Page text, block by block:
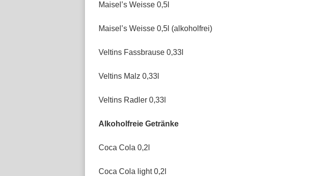
Maisel’s Weisse 0,5l
Maisel’s Weisse 0,5l (alkoholfrei)
Veltins Fassbrause 0,33l
Veltins Malz 0,33l
Veltins Radler 0,33l
Alkoholfreie Getränke
Coca Cola 0,2l
Coca Cola light 0,2l